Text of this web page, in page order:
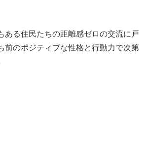
ある住民たちの距離感ゼロの交流に戸
前のポジティブな性格と行動力で次第